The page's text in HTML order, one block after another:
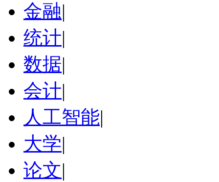
金融|
统计|
数据|
会计|
人工智能|
大学|
论文|